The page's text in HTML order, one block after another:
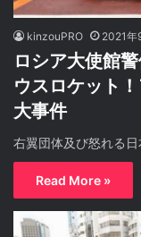
kinzouPRO 2021年
ロシア大使館
ウスロケット
大事件
右翼団体及び怒れる
Read More »